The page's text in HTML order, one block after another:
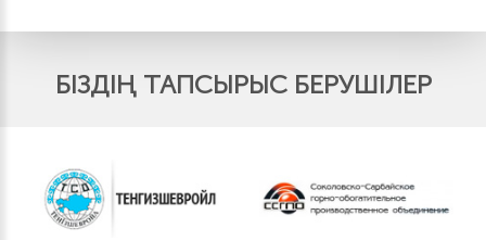
БІЗДІҢ ТАПСЫРЫС БЕРУШІЛЕР